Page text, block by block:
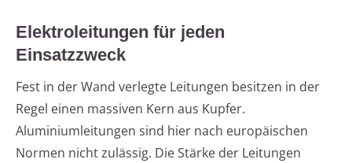
Elektroleitungen für jeden
Einsatzzweck
Fest in der Wand verlegte Leitungen besitzen in der
Regel einen massiven Kern aus Kupfer.
Aluminiumleitungen sind hier nach europäischen
Normen nicht zulässig. Die Stärke der Leitungen